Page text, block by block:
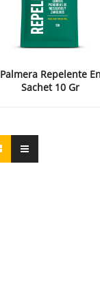
Palmera Repelente En
Sachet 10 Gr